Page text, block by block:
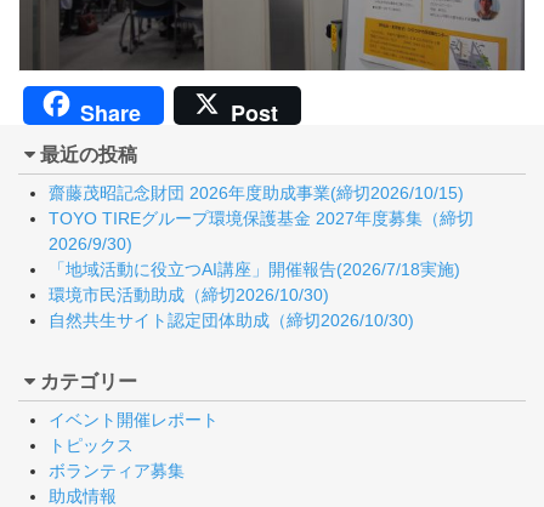
Share Post
最近の投稿
齋藤茂昭記念財団 2026年度助成事業(締切2026/10/15)
TOYO TIREグループ環境保護基金 2027年度募集（締切
2026/9/30)
「地域活動に役立つAI講座」開催報告(2026/7/18実施)
環境市民活動助成（締切2026/10/30)
自然共生サイト認定団体助成（締切2026/10/30)
カテゴリー
イベント開催レポート
トピックス
ボランティア募集
助成情報